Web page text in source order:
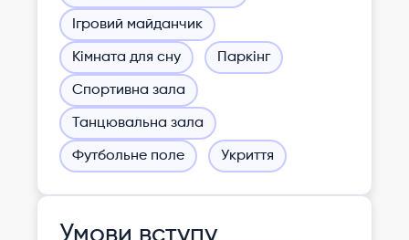
Ігровий майданчик
Кімната для сну Паркінг
Спортивна зала
Танцювальна зала
Футбольне поле Укриття
Умови вступу